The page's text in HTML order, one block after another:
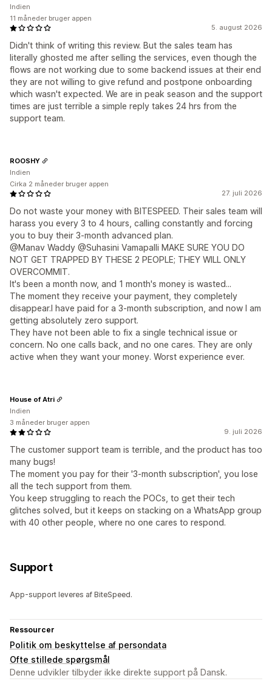
5. august 2026
Didn't think of writing this review. But the sales team has
literally ghosted me after selling the services, even though the
flows are not working due to some backend issues at their end
they are not willing to give refund and postpone onboarding
which wasn't expected. We are in peak season and the support
times are just terrible a simple reply takes 24 hrs from the
support team.
Indien
11 måneder bruger appen
27. juli 2026
Do not waste your money with BITESPEED. Their sales team will
harass you every 3 to 4 hours, calling constantly and forcing
you to buy their 3-month advanced plan.
@Manav Waddy @Suhasini Vamapalli MAKE SURE YOU DO
NOT GET TRAPPED BY THESE 2 PEOPLE; THEY WILL ONLY
OVERCOMMIT.
It's been a month now, and 1 month's money is wasted...
The moment they receive your payment, they completely
disappear.I have paid for a 3-month subscription, and now I am
getting absolutely zero support.
They have not been able to fix a single technical issue or
concern. No one calls back, and no one cares. They are only
active when they want your money. Worst experience ever.
ROOSHY
Indien
Cirka 2 måneder bruger appen
9. juli 2026
The customer support team is terrible, and the product has too
many bugs!
The moment you pay for their '3-month subscription', you lose
all the tech support from them.
You keep struggling to reach the POCs, to get their tech
glitches solved, but it keeps on stacking on a WhatsApp group
with 40 other people, where no one cares to respond.
House of Atri
Indien
3 måneder bruger appen
Support
App-support leveres af BiteSpeed.
Ressourcer
Politik om beskyttelse af persondata
Ofte stillede spørgsmål
Denne udvikler tilbyder ikke direkte support på Dansk.